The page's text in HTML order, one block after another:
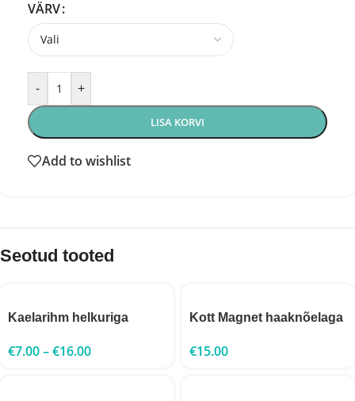
VÄRV
- +
LISA KORVI
Add to wishlist
Seotud tooted
Kaelarihm helkuriga
€7.00–€16.00
Kott Magnet haaknõelaga
€15.00